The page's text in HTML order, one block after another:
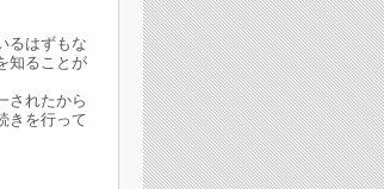
るはずもな
知ることが
されたから
きを行って